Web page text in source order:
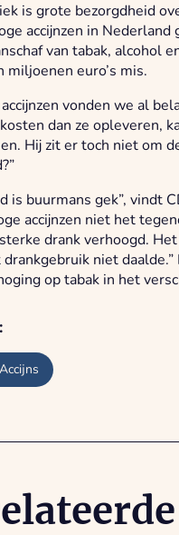
is grote bezorgdheid
accijnzen in
van tabak, alcohol
miljoenen euro’s mis.
vonden we al
dan ze opleveren,
Hij zit er toch niet om
is buurmans gek”, vindt
accijnzen niet het
drank verhoogd.
niet
op tabak in het
Accijns